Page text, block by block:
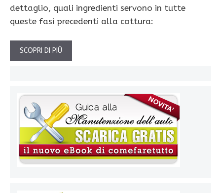
dettaglio, quali ingredienti servono in tutte
queste fasi precedenti alla cottura:
SCOPRI DI PIÙ